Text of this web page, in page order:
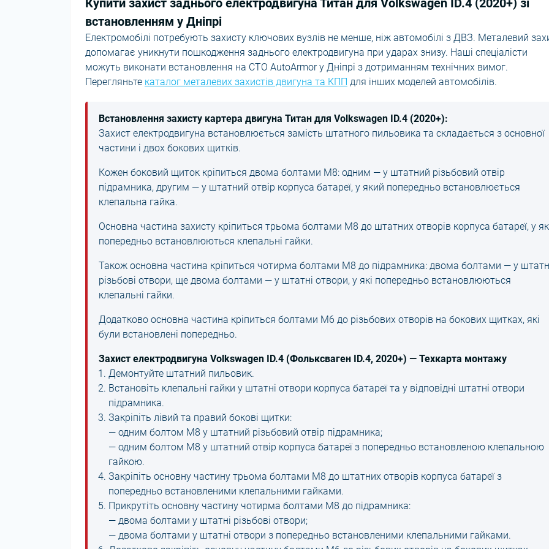
Купити захист заднього електродвигуна Титан для Volkswagen ID.4 (2020+) зі
встановленням у Дніпрі
Електромобілі потребують захисту ключових вузлів не менше, ніж автомобілі з ДВЗ. Металевий
допомагає уникнути пошкодження заднього електродвигуна при ударах знизу. Наші спеціалісти
можуть виконати встановлення на СТО AutoArmor у Дніпрі з дотриманням технічних вимог.
Перегляньте каталог металевих захистів двигуна та КПП для інших моделей автомобілів.
Встановлення захисту картера двигуна Титан для Volkswagen ID.4 (2020+):
Захист електродвигуна встановлюється замість штатного пильовика та складається з основної
частини і двох бокових щитків.
Кожен боковий щиток кріпиться двома болтами М8: одним — у штатний різьбовий отвір
підрамника, другим — у штатний отвір корпуса батареї, у який попередньо встановлюється
клепальна гайка.
Основна частина захисту кріпиться трьома болтами М8 до штатних отворів корпуса батареї, у
попередньо встановлюються клепальні гайки.
Також основна частина кріпиться чотирма болтами М8 до підрамника: двома болтами — у
різьбові отвори, ще двома болтами — у штатні отвори, у які попередньо встановлюються
клепальні гайки.
Додатково основна частина кріпиться болтами М6 до різьбових отворів на бокових щитках, які
були встановлені попередньо.
Захист електродвигуна Volkswagen ID.4 (Фольксваген ID.4, 2020+) — Техкарта монтажу
Демонтуйте штатний пильовик.
Встановіть клепальні гайки у штатні отвори корпуса батареї та у відповідні штатні отвори
підрамника.
Закріпіть лівий та правий бокові щитки:
— одним болтом М8 у штатний різьбовий отвір підрамника;
— одним болтом М8 у штатний отвір корпуса батареї з попередньо встановленою клепальною
гайкою.
Закріпіть основну частину трьома болтами М8 до штатних отворів корпуса батареї з
попередньо встановленими клепальними гайками.
Прикрутіть основну частину чотирма болтами М8 до підрамника:
— двома болтами у штатні різьбові отвори;
— двома болтами у штатні отвори з попередньо встановленими клепальними гайками.